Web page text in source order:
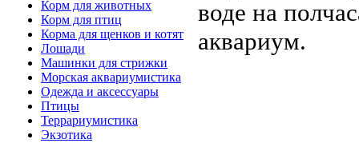
Корм для животных
Корм для птиц
Корма для щенков и котят
Лошади
Машинки для стрижки
Морская аквариумистика
Одежда и аксессуары
Птицы
Террариумистика
Экзотика
воде на
аквариум.